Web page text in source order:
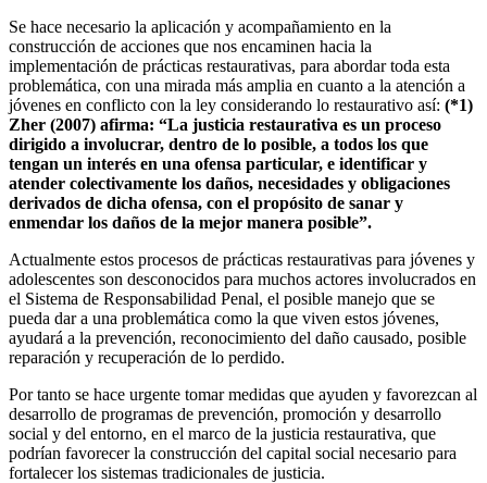
Se hace necesario la aplicación y acompañamiento en la
construcción de acciones que nos encaminen hacia la
implementación de prácticas restaurativas, para abordar toda esta
problemática, con una mirada más amplia en cuanto a la atención a
jóvenes en conflicto con la ley considerando lo restaurativo así: (*1)
Zher (2007) afirma: “La justicia restaurativa es un proceso
dirigido a involucrar, dentro de lo posible, a todos los que
tengan un interés en una ofensa particular, e identificar y
atender colectivamente los daños, necesidades y obligaciones
derivados de dicha ofensa, con el propósito de sanar y
enmendar los daños de la mejor manera posible”.
Actualmente estos procesos de prácticas restaurativas para jóvenes y
adolescentes son desconocidos para muchos actores involucrados en
el Sistema de Responsabilidad Penal, el posible manejo que se
pueda dar a una problemática como la que viven estos jóvenes,
ayudará a la prevención, reconocimiento del daño causado, posible
reparación y recuperación de lo perdido.
Por tanto se hace urgente tomar medidas que ayuden y favorezcan al
desarrollo de programas de prevención, promoción y desarrollo
social y del entorno, en el marco de la justicia restaurativa, que
podrían favorecer la construcción del capital social necesario para
fortalecer los sistemas tradicionales de justicia.